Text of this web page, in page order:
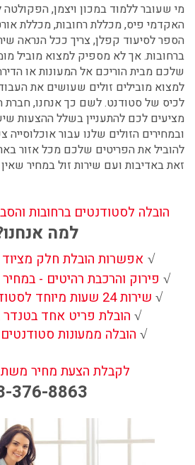
מי שעובר ללמוד במכון ויצמן,
האקדמי פיס, מכללת רחובות, מכללת
הספר לסיעוד קפלן, צריך ככל הנראה
ברחובות. אך לא מספיק למצוא מוביל
שלכם מבית הוריכם אל המעונות או
למצוא מובילים זולים שעושים את
לכיס של סטודנט. לשם כך אנחנו, חברת
מציעים לכם להתעניין בשלל ההצעות
ובמחירים הזולים שלנו עבור אוכלוסייה
להוביל את הפריטים שלכם מכל אזור
זאת באדיבות ועם שירות זול במחיר
הובלה לסטודנטים ברחובות
למה
√ אפשרות הובלת חלק
√ פירוק והרכבת רהיטים -
√ שירות 24 שעות מיוחד לסטודנטים (גם בלילה)
√ הובלת פריט אחד בטנדר
√ הובלה ממעונות
לקבלת הצעת מחיר
376-8863